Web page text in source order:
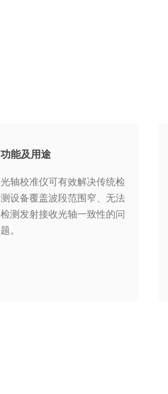
功能及用途
光轴校准仪可有效解决传统检
测设备覆盖波段范围窄、无法
检测发射接收光轴一致性的问
题。